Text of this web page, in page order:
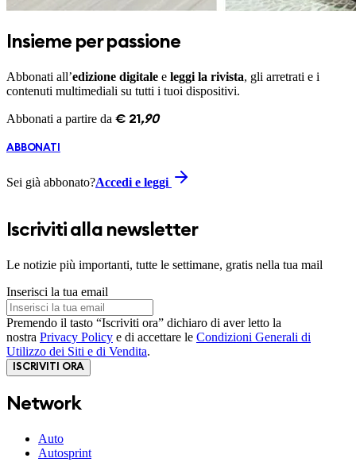
Insieme per passione
Abbonati all’edizione digitale e leggi la rivista, gli arretrati e i
contenuti multimediali su tutti i tuoi dispositivi.
Abbonati a partire da € 21 ,90
ABBONATI
Sei già abbonato?Accedi e leggi
Iscriviti alla newsletter
Le notizie più importanti, tutte le settimane, gratis nella tua mail
Inserisci la tua email
Premendo il tasto “Iscriviti ora” dichiaro di aver letto la
nostra Privacy Policy e di accettare le Condizioni Generali di
Utilizzo dei Siti e di Vendita.
ISCRIVITI ORA
Network
Auto
Autosprint